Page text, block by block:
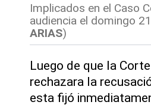
Implicados en el Caso
audiencia el domingo
ARIAS)
Luego de que la
rechazara la
esta fijó